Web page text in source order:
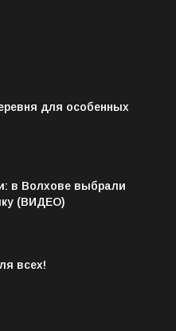
завершился
для особенных
в Волхове выбрали
всех!